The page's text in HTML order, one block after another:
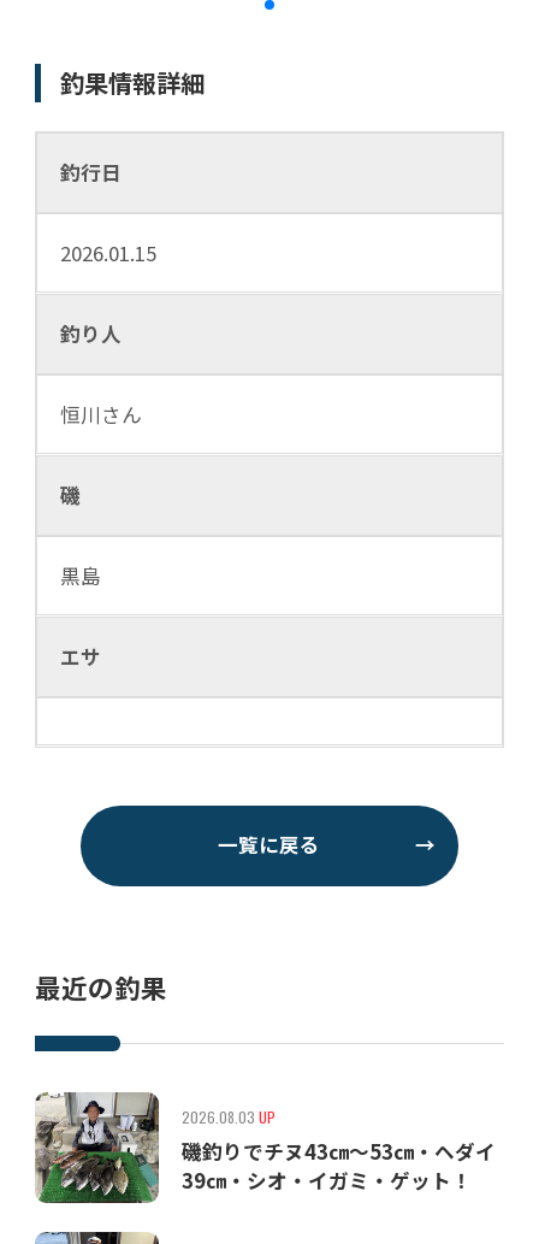
釣果情報詳細
釣行日
2026.01.15
釣り人
恒川さん
磯
黒島
エサ
一覧に戻る →
最近の釣果
2026.08.03 UP
磯釣りでチヌ43㎝〜53㎝・ヘダイ
39㎝・シオ・イガミ・ゲット！